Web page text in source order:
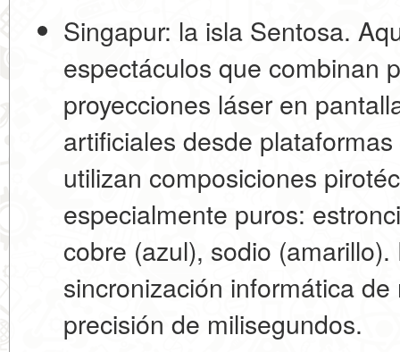
Singapur: la isla Sentosa.
espectáculos que combinan
proyecciones láser en
artificiales desde
utilizan composiciones
especialmente puros:
cobre (azul), sodio
sincronización informática
precisión de milisegundos.